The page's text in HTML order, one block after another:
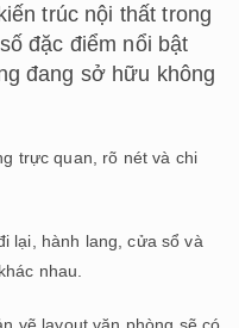
trúc nội thất trong
đặc điểm nổi bật
đang sở hữu không
trực quan, rõ nét và chi
lại, hành lang, cửa sổ và
nhau.